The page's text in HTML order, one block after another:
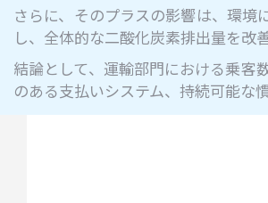
さらに、そのプラスの影響は、環
し、全体的な二酸化炭素排出量を改
結論として、運輸部門における乗客
のある支払いシステム、持続可能な